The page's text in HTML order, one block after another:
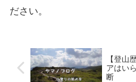
ださい。
【登山
アはい
断